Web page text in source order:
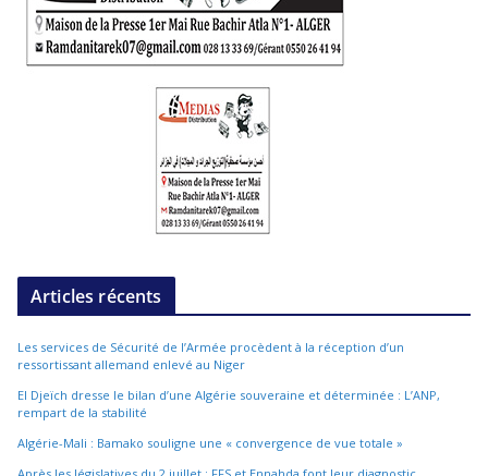
Articles récents
Les services de Sécurité de l’Armée procèdent à la réception d’un
ressortissant allemand enlevé au Niger
El Djeïch dresse le bilan d’une Algérie souveraine et déterminée : L’ANP,
rempart de la stabilité
Algérie-Mali : Bamako souligne une « convergence de vue totale »